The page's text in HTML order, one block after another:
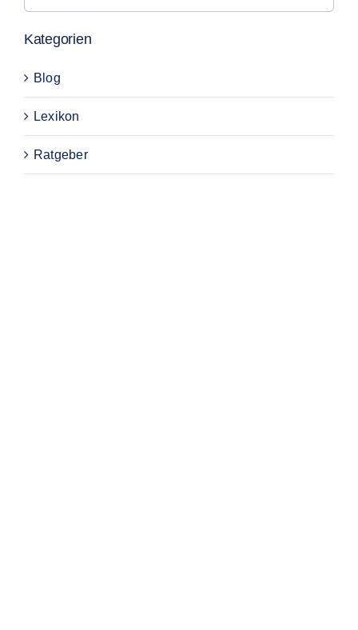
nach:
Kategorien
Blog
Lexikon
Ratgeber